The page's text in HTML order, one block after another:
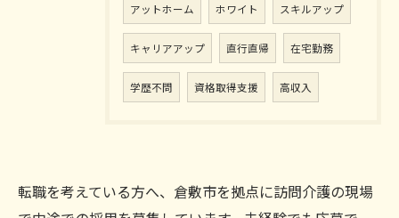
アットホーム ホワイト スキルアップ
キャリアアップ 直行直帰 在宅勤務
学歴不問 資格取得支援 高収入
転職を考えている方へ、倉敷市を拠点に訪問介護の現場